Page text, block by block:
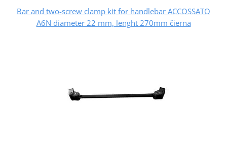
Bar and two-screw clamp kit for handlebar ACCOSSATO
A6N diameter 22 mm, lenght 270mm čierna